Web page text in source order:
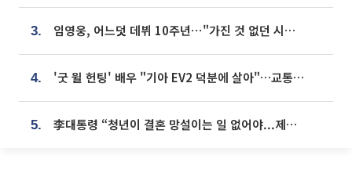
3. 임영웅, 어느덧 데뷔 10주년⋯"가진 것 없던 시절, 내 앞엔 20명의 팬뿐"
4. '굿 윌 헌팅' 배우 "기아 EV2 덕분에 살아"…교통사고 후 안전성 극찬
5. 李대통령 “청년이 결혼 망설이는 일 없어야...제도상 불이익 조사”